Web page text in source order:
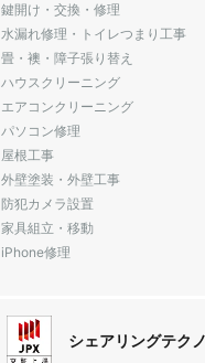
鍵開け・交換・修理
水漏れ修理・トイレつまり工事
畳・襖・障子張り替え
ハウスクリーニング
エアコンクリーニング
パソコン修理
屋根工事
外壁塗装・外壁工事
防犯カメラ設置
家具組立・移動
iPhone修理
シェアリングテク